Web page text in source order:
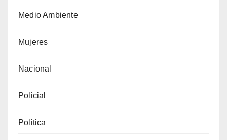
Medio Ambiente
Mujeres
Nacional
Policial
Politica